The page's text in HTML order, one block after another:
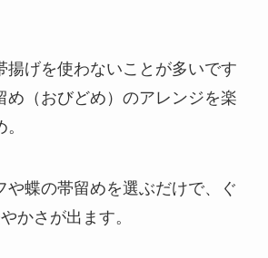
揚げを使わないことが多いです
め（おびどめ）のアレンジを楽
や蝶の帯留めを選ぶだけで、ぐ
かさが出ます。